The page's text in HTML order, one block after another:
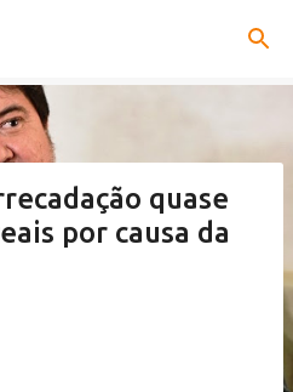
principal
quase
por causa da